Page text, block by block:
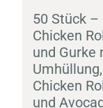
50 Stück –
Chicken
und Gurke
Chicken
und